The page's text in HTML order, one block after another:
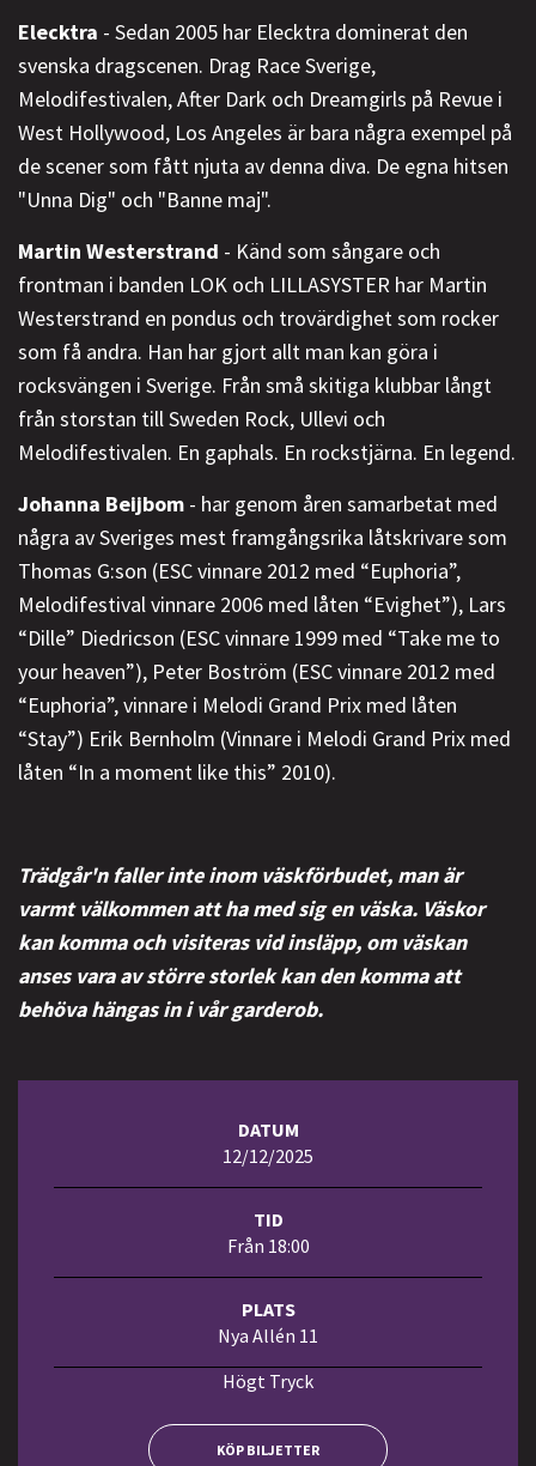
Elecktra - Sedan 2005 har Elecktra dominerat den
svenska dragscenen. Drag Race Sverige,
Melodifestivalen, After Dark och Dreamgirls på Revue i
West Hollywood, Los Angeles är bara några exempel på
de scener som fått njuta av denna diva. De egna hitsen
"Unna Dig" och "Banne maj".
Martin Westerstrand - Känd som sångare och
frontman i banden LOK och LILLASYSTER har Martin
Westerstrand en pondus och trovärdighet som rocker
som få andra. Han har gjort allt man kan göra i
rocksvängen i Sverige. Från små skitiga klubbar långt
från storstan till Sweden Rock, Ullevi och
Melodifestivalen. En gaphals. En rockstjärna. En legend.
Johanna Beijbom - har genom åren samarbetat med
några av Sveriges mest framgångsrika låtskrivare som
Thomas G:son (ESC vinnare 2012 med “Euphoria”,
Melodifestival vinnare 2006 med låten “Evighet”), Lars
“Dille” Diedricson (ESC vinnare 1999 med “Take me to
your heaven”), Peter Boström (ESC vinnare 2012 med
“Euphoria”, vinnare i Melodi Grand Prix med låten
“Stay”) Erik Bernholm (Vinnare i Melodi Grand Prix med
låten “In a moment like this” 2010).
Trädgår'n faller inte inom väskförbudet, man är
varmt välkommen att ha med sig en väska. Väskor
kan komma och visiteras vid insläpp, om väskan
anses vara av större storlek kan den komma att
behöva hängas in i vår garderob.
DATUM
12/12/2025
TID
Från 18:00
PLATS
Nya Allén 11
Högt Tryck
KÖP BILJETTER